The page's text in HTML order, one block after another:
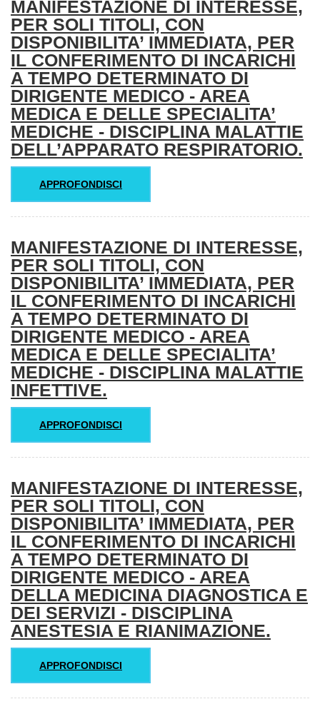
MANIFESTAZIONE DI INTERESSE,
PER SOLI TITOLI, CON
DISPONIBILITA’ IMMEDIATA, PER
IL CONFERIMENTO DI INCARICHI
A TEMPO DETERMINATO DI
DIRIGENTE MEDICO - AREA
MEDICA E DELLE SPECIALITA’
MEDICHE - DISCIPLINA MALATTIE
DELL’APPARATO RESPIRATORIO.
APPROFONDISCI
MANIFESTAZIONE DI INTERESSE,
PER SOLI TITOLI, CON
DISPONIBILITA’ IMMEDIATA, PER
IL CONFERIMENTO DI INCARICHI
A TEMPO DETERMINATO DI
DIRIGENTE MEDICO - AREA
MEDICA E DELLE SPECIALITA’
MEDICHE - DISCIPLINA MALATTIE
INFETTIVE.
APPROFONDISCI
MANIFESTAZIONE DI INTERESSE,
PER SOLI TITOLI, CON
DISPONIBILITA’ IMMEDIATA, PER
IL CONFERIMENTO DI INCARICHI
A TEMPO DETERMINATO DI
DIRIGENTE MEDICO - AREA
DELLA MEDICINA DIAGNOSTICA E
DEI SERVIZI - DISCIPLINA
ANESTESIA E RIANIMAZIONE.
APPROFONDISCI